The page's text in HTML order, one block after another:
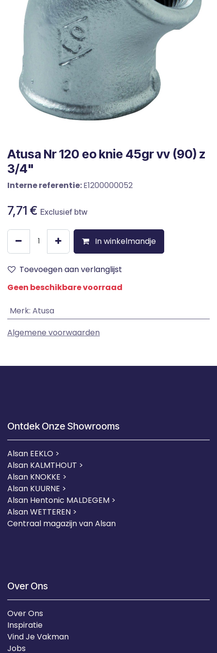
Atusa Nr 120 eo knie 45gr vv (90) z
3/4"
Interne referentie:E1200000052
7,71 € Exclusief btw
In winkelmandje
Toevoegen aan verlanglijst
Geen beschikbare voorraad
Merk: Atusa
Algemene voorwaarden
Ontdek Onze Showrooms
Alsan EEKLO >
Alsan KALMTHOUT >
Alsan KNOKKE >
Alsan KUURNE >
Alsan Hentonic MALDEGEM >
Alsan WETTEREN >
Centraal magazijn van Alsan
Over Ons
Over Ons
Inspiratie
Vind Je Vakman
Jobs